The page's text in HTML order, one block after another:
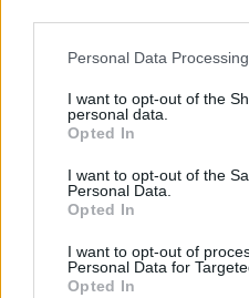
Please note that this website/
not limited to your visit or
grant or deny consent to
use your data for below
consent section.
Personal Data
I want to opt-out of the
personal data.
Opted In
I want to opt-out of the
Personal Data.
Opted In
I want to opt-out of
Personal Data for
Opted In
TOVÁBB OLVASOM
Magyarország döntés ,
kunlunchem,párbeszéd
Titokban indult,
Szolnok
2026.04.30. Horváth Zsolt